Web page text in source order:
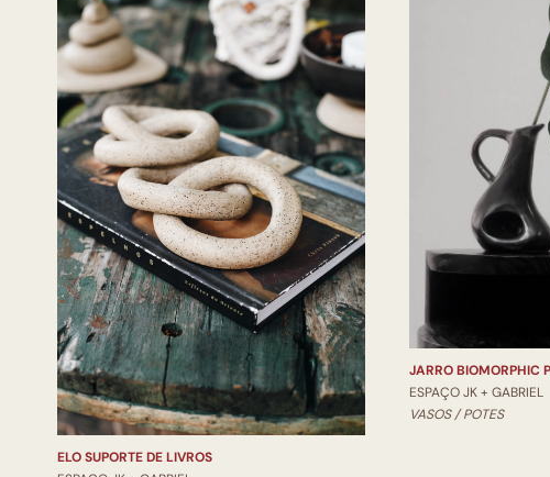
ELO SUPORTE DE LIVROS
JARRO BIOMORPHIC
ESPAÇO JK + GABRIEL
VASOS / POTES